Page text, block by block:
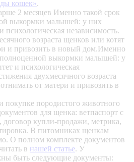
кошек».
2 месяцев Именно такой срок
выкормки малышей: у них
независимость.
возраста щенков или котят
и привозить в новый дом.Именно
полноценной выкормки малышей: у
и психологическая
двухмесячного возраста
от матери и привозить в
покупке породистого животного
для щенка: ветпаспорт с
купли-продажи, метрика,
В питомниках щенкам
О полном комплекте документов
в нашей статье. У
быть следующие документы: